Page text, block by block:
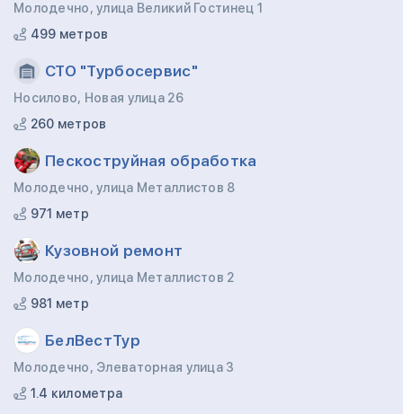
Молодечно, улица Великий Гостинец 1
499 метров
СТО "Турбосервис"
Носилово, Новая улица 26
260 метров
Пескоструйная обработка
Молодечно, улица Металлистов 8
971 метр
Кузовной ремонт
Молодечно, улица Металлистов 2
981 метр
БелВестТур
Молодечно, Элеваторная улица 3
1.4 километра